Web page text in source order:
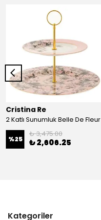
Cristina Re
2 Katlı Sunumluk Belle De Fleur
%25
₺ 3,475.00
₺ 2,606.25
Kategoriler